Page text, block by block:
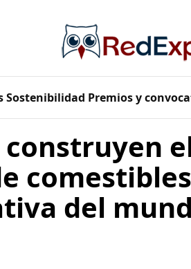
Sostenibilidad Premios y
construyen
del